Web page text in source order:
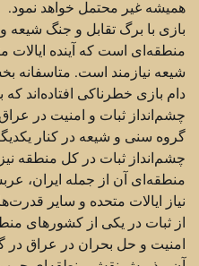
همیشه غیر محتمل خواهد نمود.
بازی با برگ تقابل و جنگ
منطقه‌ای است که آینده ایالات
شیعه نیازمند است. متاسفانه
دام بازی خطرناکی افتاده‌اند
چشم‌انداز ثبات و امنیت در
گروه سنی و شیعه در کنار
چشم‌انداز ثبات در کل منطقه
منطقه‌ای آن از جمله ایران،
نیاز ایالات متحده و سایر
از ثبات در یکی از کشورهای
امنیت و حل بحران در عراق